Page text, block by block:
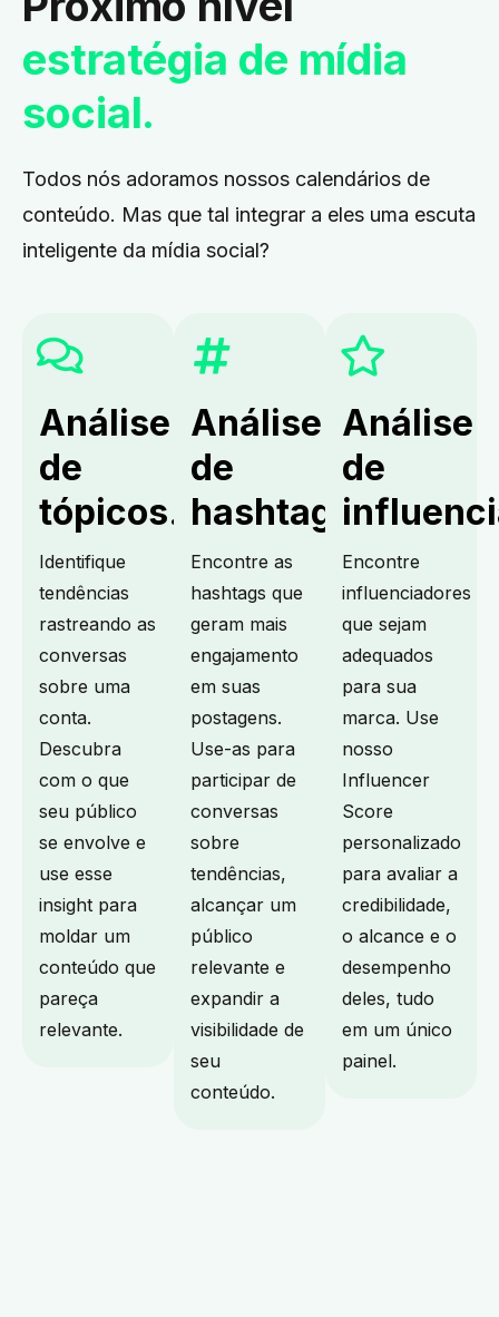
estratégia de mídia
social.
Todos nós adoramos nossos calendários de
conteúdo. Mas que tal integrar a eles uma escuta
inteligente da mídia social?
Análise
de
tópicos.
Identifique
tendências
rastreando as
conversas
sobre uma
conta.
Descubra
com o que
seu público
se envolve e
use esse
insight para
moldar um
conteúdo que
pareça
relevante.
Análise
de
hashtag.
Encontre as
hashtags que
geram mais
engajamento
em suas
postagens.
Use-as para
participar de
conversas
sobre
tendências,
alcançar um
público
relevante e
expandir a
visibilidade de
seu
conteúdo.
Análise
de
Encontre
influenciadores
que sejam
adequados
para sua
marca. Use
nosso
Influencer
Score
personalizado
para avaliar a
credibilidade,
o alcance e o
desempenho
deles, tudo
em um único
painel.